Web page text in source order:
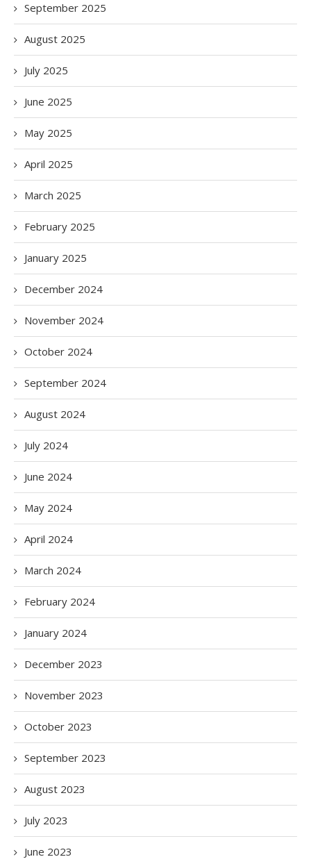
September 2025
August 2025
July 2025
June 2025
May 2025
April 2025
March 2025
February 2025
January 2025
December 2024
November 2024
October 2024
September 2024
August 2024
July 2024
June 2024
May 2024
April 2024
March 2024
February 2024
January 2024
December 2023
November 2023
October 2023
September 2023
August 2023
July 2023
June 2023